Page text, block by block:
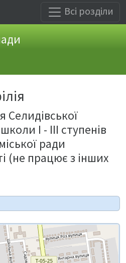
Всі розділи
Селидівської
І - ІІІ ступенів
ради
(не працює з інших